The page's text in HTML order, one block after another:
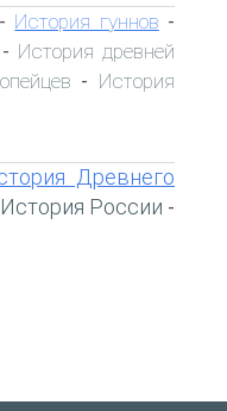
- История гуннов -
- История древней
- История
Древнего
История России -